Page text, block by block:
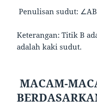
Penulisan sudut:
Keterangan: Titik B
adalah kaki sudut.
MACAM-